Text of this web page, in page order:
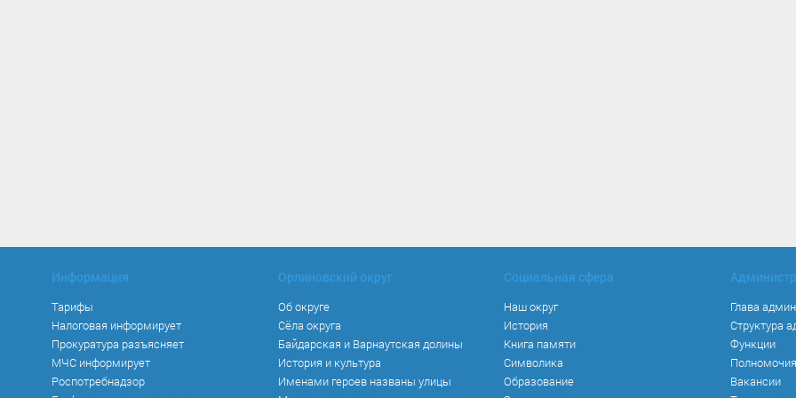
Информация
Тарифы
Налоговая информирует
Прокуратура разъясняет
МЧС информирует
Роспотребнадзор
Орлиновский округ
Об округе
Сёла округа
Байдарская и Варнаутская долины
История и культура
Именами героев названы улицы
Социальная сфера
Наш округ
История
Книга памяти
Символика
Образование
Глава
Структура
Функции
Полномочия
Вакансии